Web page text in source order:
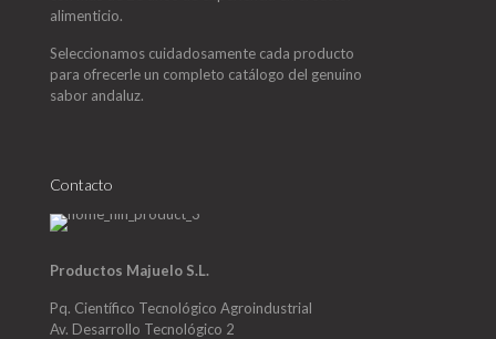
alimenticio.
Seleccionamos cuidadosamente cada producto
para ofrecerle un completo catálogo del genuino
sabor andaluz.
Contacto
Productos Majuelo S.L.
Pq. Científico Tecnológico Agroindustrial
Av. Desarrollo Tecnológico 2